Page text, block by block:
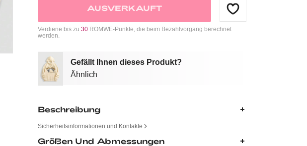
AUSVERKAUFT
Verdiene bis zu 30 ROMWE-Punkte, die beim Bezahlvorgang berechnet
werden.
Gefällt Ihnen dieses Produkt?
Ähnlich
Beschreibung
Sicherheitsinformationen und Kontakte
Größen Und Abmessungen